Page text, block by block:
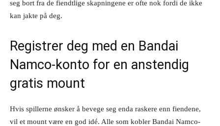
seg bort fra de fiendtlige skapningene er ofte nok fordi de ikke
kan jakte på deg.
Registrer deg med en Bandai
Namco-konto for en anstendig
gratis mount
Hvis spillerne ønsker å bevege seg enda raskere enn fiendene,
vil et mount være en god idé. Alle som kobler Bandai Namco-